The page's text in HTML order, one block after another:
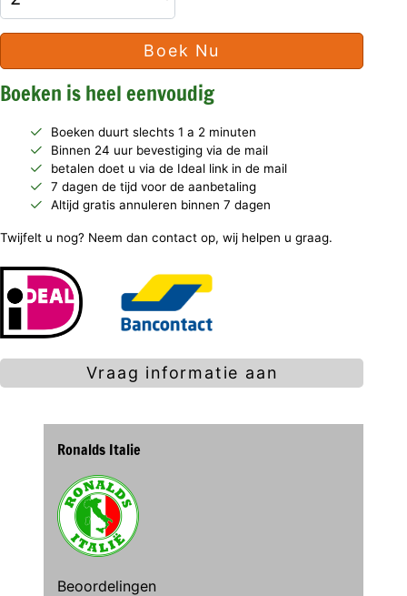
Boek Nu
Boeken is heel eenvoudig
Boeken duurt slechts 1 a 2 minuten
Binnen 24 uur bevestiging via de mail
betalen doet u via de Ideal link in de mail
7 dagen de tijd voor de aanbetaling
Altijd gratis annuleren binnen 7 dagen
Twijfelt u nog? Neem dan contact op, wij helpen u graag.
Vraag informatie aan
Ronalds Italie
Beoordelingen